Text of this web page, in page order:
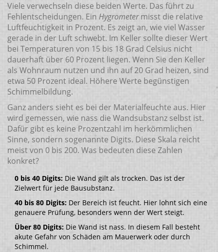
Viele verwechseln diese beiden Werte. Das führt zu
Fehlentscheidungen. Ein Hygrometermisst die relative
Luftfeuchtigkeit in Prozent. Es zeigt an, wie viel Wasser
gerade in der Luft schwebt. Im Keller sollte dieser Wert
bei Temperaturen von 15 bis 18 Grad Celsius nicht
dauerhaft über 60 Prozent liegen. Wenn Sie den Keller
als Wohnraum nutzen und ihn auf 20 Grad heizen, sind
etwa 50 Prozent ideal. Höhere Werte begünstigen
Schimmelbildung.
Ganz anders sieht es bei der Materialfeuchte aus. Hier
wird gemessen, wie nass die Wandsubstanz selbst ist.
Dafür gibt es keine Prozentzahl im herkömmlichen
Sinne, sondern sogenannte Digits. Diese Skala reicht
meist von 0 bis 200. Was bedeuten diese Zahlen
konkret?
0 bis 40 Digits: Die Wand gilt als trocken. Das ist der
Zielwert für jede Bausubstanz.
40 bis 80 Digits: Der Bereich ist feucht. Hier lohnt sich eine
genauere Prüfung, besonders wenn der Wert steigt.
Über 80 Digits: Die Wand ist nass. In diesem Fall besteht
akute Gefahr von Schäden am Mauerwerk oder durch
Schimmel.